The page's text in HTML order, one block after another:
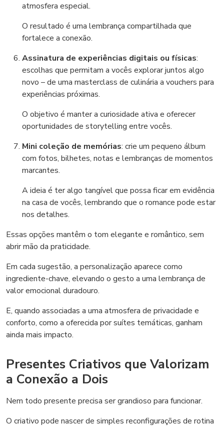
atmosfera especial.
O resultado é uma lembrança compartilhada que
fortalece a conexão.
Assinatura de experiências digitais ou físicas:
escolhas que permitam a vocês explorar juntos algo
novo – de uma masterclass de culinária a vouchers para
experiências próximas.
O objetivo é manter a curiosidade ativa e oferecer
oportunidades de storytelling entre vocês.
Mini coleção de memórias: crie um pequeno álbum
com fotos, bilhetes, notas e lembranças de momentos
marcantes.
A ideia é ter algo tangível que possa ficar em evidência
na casa de vocês, lembrando que o romance pode estar
nos detalhes.
Essas opções mantêm o tom elegante e romântico, sem
abrir mão da praticidade.
Em cada sugestão, a personalização aparece como
ingrediente-chave, elevando o gesto a uma lembrança de
valor emocional duradouro.
E, quando associadas a uma atmosfera de privacidade e
conforto, como a oferecida por suítes temáticas, ganham
ainda mais impacto.
Presentes Criativos que Valorizam
a Conexão a Dois
Nem todo presente precisa ser grandioso para funcionar.
O criativo pode nascer de simples reconfigurações de rotina